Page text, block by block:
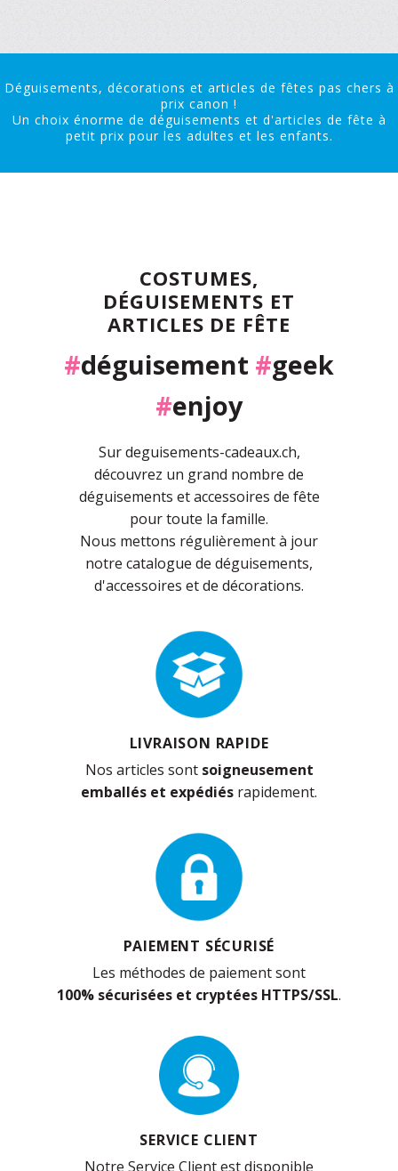
Déguisements, décorations et articles de fêtes pas chers à
prix canon !
Un choix énorme de déguisements et d'articles de fête à
petit prix pour les adultes et les enfants.
COSTUMES,
DÉGUISEMENTS ET
ARTICLES DE FÊTE
#déguisement #geek
#enjoy
Sur deguisements-cadeaux.ch,
découvrez un grand nombre de
déguisements et accessoires de fête
pour toute la famille.
Nous mettons régulièrement à jour
notre catalogue de déguisements,
d'accessoires et de décorations.
LIVRAISON RAPIDE
Nos articles sont soigneusement
emballés et expédiés rapidement.
PAIEMENT SÉCURISÉ
Les méthodes de paiement sont
100% sécurisées et cryptées HTTPS/SSL.
SERVICE CLIENT
Notre Service Client est disponible